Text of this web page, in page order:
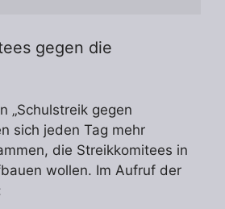
gegen die
„Schulstreik gegen
sich jeden Tag mehr
die Streikkomitees in
wollen. Im Aufruf der